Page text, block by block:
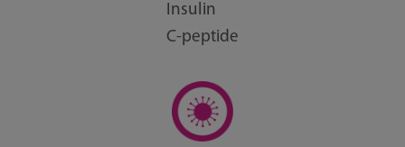
Insulin
C-peptide